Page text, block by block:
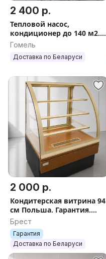
2 400 р.
Тепловой насос,
кондиционер до 140 м2.
Доставка
Гомель
Доставка по Беларуси
2 000 р.
Кондитерская витрина 94
см Польша. Гарантия.
Доставка.
Брест
Гарантия
Доставка по Беларуси